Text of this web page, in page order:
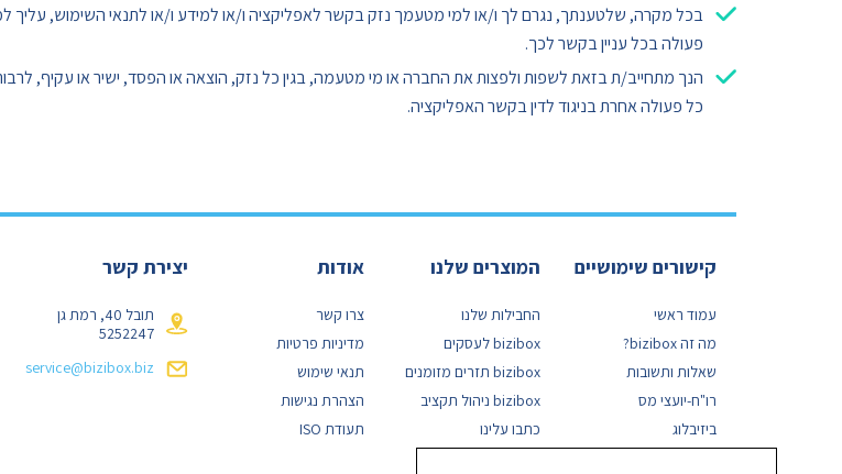
בכל מקרה, שלטענתך, נגרם לך ו/או למי מטעמך נזק בקשר לאפליקציה ו/או למידע ו/או לתנאי השימוש, עליך
פעולה בכל עניין בקשר לכך.
הנך מתחייב/ת בזאת לשפות ולפצות את החברה או מי מטעמה, בגין כל נזק, הוצאה או הפסד, ישיר או עקיף,
כל פעולה אחרת בניגוד לדין בקשר האפליקציה.
קישורים שימושיים
עמוד ראשי
מה זה bizibox?
שאלות ותשובות
רו"ח-יועצי מס
ביזיבלוג
המוצרים שלנו
החבילות שלנו
bizibox לעסקים
bizibox תזרים מזומנים
bizibox ניהול תקציב
כתבו עלינו
אודות
צרו קשר
מדיניות פרטיות
תנאי שימוש
הצהרת נגישות
תעודת ISO
יצירת קשר
תובל 40, רמת גן
5252247
service@bizibox.biz